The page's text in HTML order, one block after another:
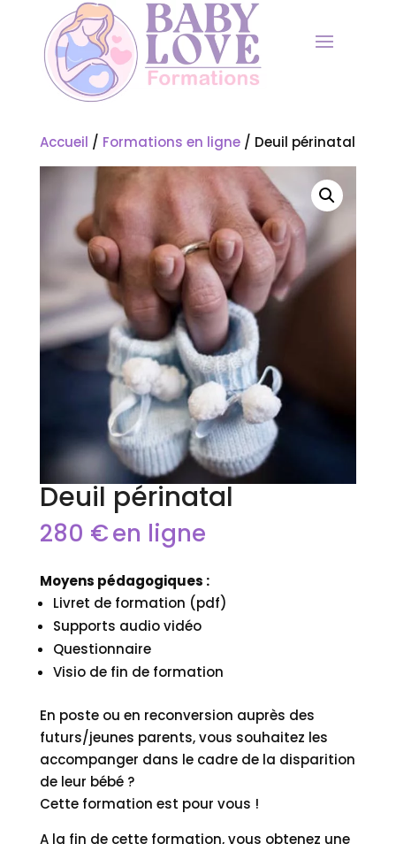
Accueil / Formations en ligne/ Deuil périnatal
Deuil périnatal
280 €en ligne
Moyens pédagogiques :
Livret de formation (pdf)
Supports audio vidéo
Questionnaire
Visio de fin de formation
En poste ou en reconversion auprès des
futurs/jeunes parents, vous souhaitez les
accompanger dans le cadre de la disparition
de leur bébé ?
Cette formation est pour vous !
A la fin de cette formation, vous obtenez une